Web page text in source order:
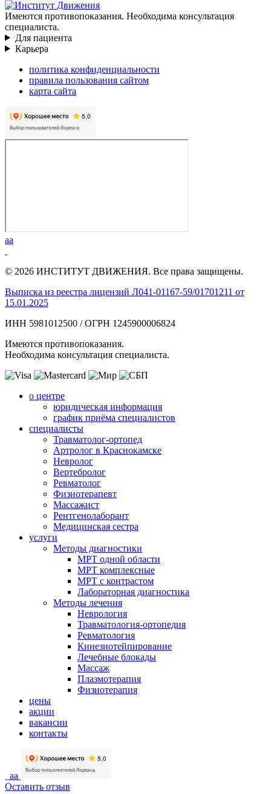
Имеются противопоказания. Необходима консультация
специалиста.
Для пациента
Карьера
политика конфиденциальности
правила пользования сайтом
карта сайта
aa
© 2026 ИНСТИТУТ ДВИЖЕНИЯ. Все права защищены.
Выписка из реестра лицензий Л041-01167-59/01701211 от
15.01.2025
ИНН 5981012500 / ОГРН 1245900006824
Имеются противопоказания.
Необходима консультация специалиста.
о центре
юридическая информация
график приёма специалистов
специалисты
Травматолог-ортопед
Артролог в Краснокамске
Невролог
Вертебролог
Ревматолог
Физиотерапевт
Массажист
Рентгенолаборант
Медицинская сестра
услуги
Методы диагностики
МРТ одной области
МРТ комплексные
МРТ с контрастом
Лабораторная диагностика
Методы лечения
Неврология
Травматология-ортопедия
Ревматология
Кинезиотейпирование
Лечебные блокады
Массаж
Плазмотерапия
Физиотерапия
цены
акции
вакансии
контакты
aa
Оставить отзыв